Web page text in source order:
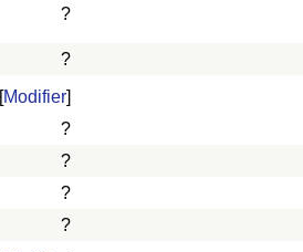
?
?
[Modifier]
?
?
?
?